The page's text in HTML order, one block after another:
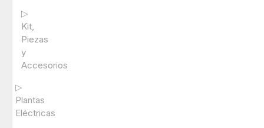
▷
Kit,
Piezas
y
Accesorios
▷
Plantas
Eléctricas